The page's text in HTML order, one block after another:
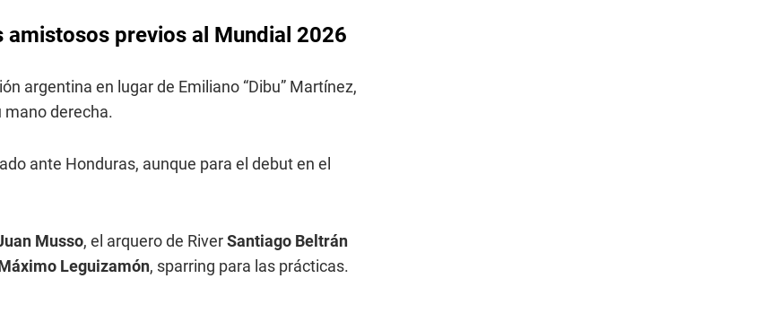
amistosos previos al Mundial 2026
argentina en lugar de Emiliano “Dibu” Martínez,
mano derecha.
ante Honduras, aunque para el debut en el
Musso, el arquero de RiverSantiago Beltrán
Leguizamón, sparring para las prácticas.